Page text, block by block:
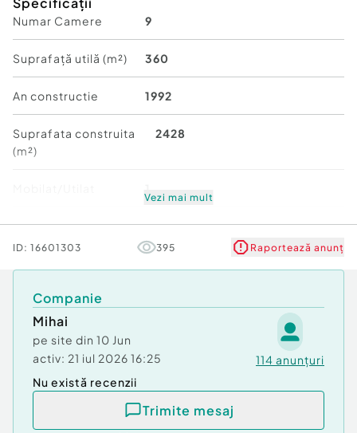
- Vilă finisată la cheie mobilată și utilată
Construcție: 1992
Suprafață utilă: 130 mp
Compartimentare: 4 camere, 2 băi, bucătărie
Dotări: complet funcțională, apă, curent, centrală
Teren aferent: 440 mp
Construcție nouă, finalizată la exterior
Suprafata utila 180 mp
Dotări: geamuri termopan nuanță lemn, acoperiș
din tablă tip Lindab
Necesită finisaje interioare (glet, vopsea,
Numar Camere 9
Suprafață utilă (m²) 360
An constructie 1992
Suprafata construita
(m²)
2428
Număr niveluri imobil 1
Vezi mai mult
ID: 16601303 395 Raportează anunț
Companie
Mihai
pe site din 10 Jun
activ: 21 iul 2026 16:25 114 anunțuri
Nu există recenzii
Trimite mesaj